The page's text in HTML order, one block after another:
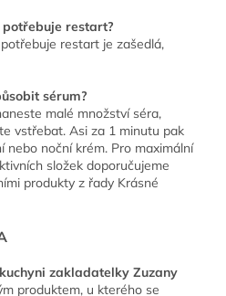
potřebuje restart?
restart je zašedlá,
sérum?
malé množství séra,
vstřebat. Asi za 1 minutu pak
nebo noční krém. Pro maximální
složek doporučujeme
produkty z řady Krásné
zakladatelky Zuzany
produktem, u kterého se